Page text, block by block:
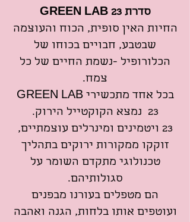
סדרת GREEN LAB 23
החיות האין סופית, הכוח והעוצמה
שבטבע, חבויים בכוחו של
הכלורופיל -נשמת החיים של כל
צמח.
בכל אחד מתכשירי GREEN LAB
23 נמצא הקוקטייל הירוק.
23 ויטמינים ומינרלים עוצמתיים,
זוקקו ממקורות ירוקים בתהליך
טכנולוגי מתקדם השומר על
סגולותיהם.
הם מטפלים בעורנו מבפנים
ועוטפים אותו בלחות, הגנה ואהבה